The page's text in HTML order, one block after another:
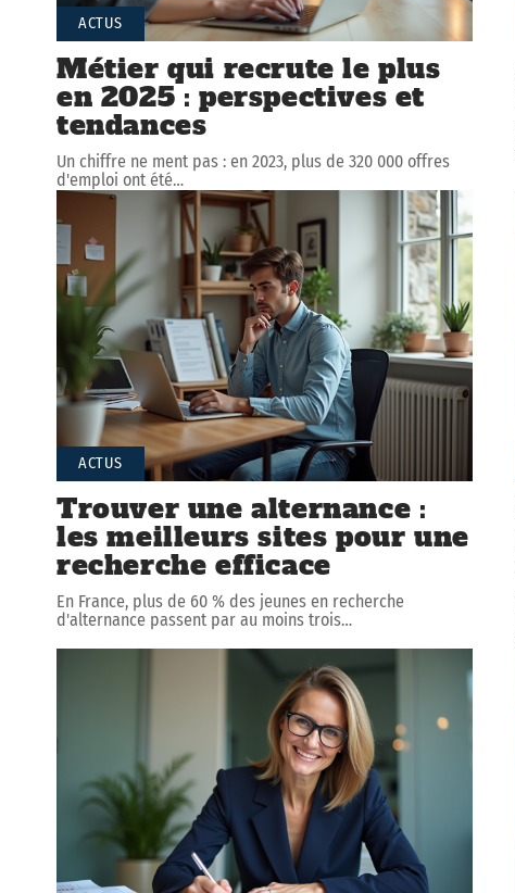
ACTUS
Métier qui recrute le plus
en 2025 : perspectives et
tendances
Un chiffre ne ment pas : en 2023, plus de 320 000 offres
d'emploi ont été…
ACTUS
Trouver une alternance :
les meilleurs sites pour une
recherche efficace
En France, plus de 60 % des jeunes en recherche
d'alternance passent par au moins trois…